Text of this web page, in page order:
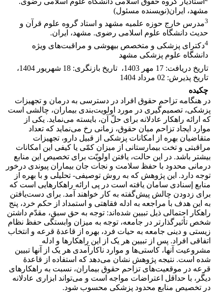
مشهد، ایران(نویسنده مسئول)
3مدرس خارج حوزه علمیه مشهد و استاد گروه علوم قرآن و
حدیث دانشگاه علوم اسلامی رضوی. مشهد، ایران.
4دکترای پزشکی و متخصص بیهوشی و مراقبت‌های ویژه
دانشگاه علوم پزشکی مشهد
تاریخ دریافت: 17 مهر 1403 ، تاریخ بازنگری: 18 شهریور 1404
،
تاریخ پذیرش: 02 مرداد 1404
چکیده
در هنگامه تزاحم حقوق افراد در دسترسی به درمان و تجهیزات
پزشکی، تصمیم‌گیری در مورد اولویت‌بندی بیماران، چالشی است
که ارائه راهکار عادلانه برای حلّ آن، بایسته می‌نماید. یکی از
موارد ایجاد تزاحم میان حقوق، زمانی رخ می‌نماید که تعداد
متقاضیان بهره از امکانات پزشکی از قبیل دارو، تجهیزات
مراقبتی و تخت بیمارستانی از میزان کمّی یا کیفی این امکانات
بیشتر باشد. در این حالت، یافتن اولویّت برای تخصیص این منابع
درمانی محدود با حفظ سلامت و نجات جان بیماران پیوندی درخور
توجه دارد. این پژوهش که به روش توصیفی- تحلیلی و با بهره از
منابع إسنادی سامان یافته است در پی ارائه راهکارهایی است که
برای زدودن چالش پیش‌گفته به کار خواهند آمد. برای دست‌یافتن
به این هدف با مراجعه به ادله فقاهتی و استمداد از حکم خرد، پنج
راهکار احتمالی ذیل تبیین شده‌اند: توجه به حق سبق، مقدّم داشتن
شخص تأثیرگذارتر در جامعه، توجه به میزان وابستگی حفظ نظام
زیستی و دینی جامعه به حیات فرد، بهره از قاعدۀ قرعه و انتخاب
اتفاقی افراد. پس از تبیین هر یک از این راهکارها و ادله
مشروعیت آنها، کاستی‌ها و موارد ناکارآمدی هر یک از آنها تبیین
شده است. نتیجه پژوهش نشان می‌دهد که استفاده از قاعدۀ
قرعه در موقعیت‌های تزاحم حقوق بیماران، نسبت به راهکارهای
دیگر، با حداقل اعتراضات مواجه است و می‌تواند ابزاری عادلانه
در تخصیص منابع محدود پزشکی محسوب شود.